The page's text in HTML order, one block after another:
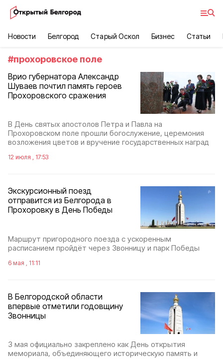
Новости Белгород Старый Оскол Бизнес Статьи
#прохоровское поле
Врио губернатора Александр
Шуваев почтил память героев
Прохоровского сражения
В День святых апостолов Петра и Павла на
Прохоровском поле прошли богослужение, церемония
возложения цветов и вручение государственных наград
12 июля , 17:53
Экскурсионный поезд
отправится из Белгорода в
Прохоровку в День Победы
Маршрут пригородного поезда с ускоренным
расписанием пройдёт через Звонницу и парк Победы
6 мая , 11:11
В Белгородской области
впервые отметили годовщину
Звонницы
3 мая официально закреплено как День открытия
мемориала, объединяющего историческую память и